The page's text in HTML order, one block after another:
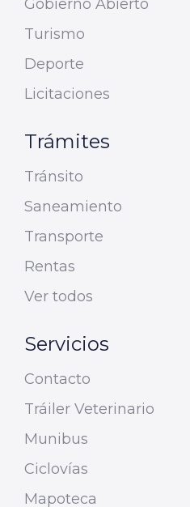
Gobierno Abierto
Turismo
Deporte
Licitaciones
Trámites
Tránsito
Saneamiento
Transporte
Rentas
Ver todos
Servicios
Contacto
Tráiler Veterinario
Munibus
Ciclovías
Mapoteca